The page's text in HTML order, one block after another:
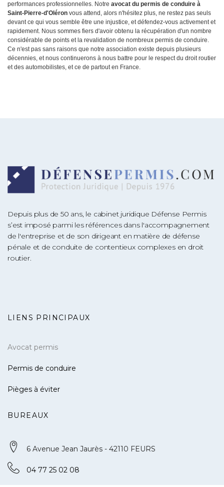
performances professionnelles. Notre avocat du permis de conduire à
Saint-Pierre-d'Oléron vous attend, alors n'hésitez plus, ne restez pas seuls
devant ce qui vous semble être une injustice, et défendez-vous activement et
rapidement. Nous sommes fiers d'avoir obtenu la récupération d'un nombre
considérable de points et la revalidation de nombreux permis de conduire.
Ce n'est pas sans raisons que notre association existe depuis plusieurs
décennies, et nous continuerons à nous battre pour le respect du droit routier
et des automobilistes, et ce de partout en France.
Depuis plus de 50 ans, le cabinet juridique Défense Permis
s’est imposé parmi les références dans l'accompagnement
de l'entreprise et de son dirigeant en matière de défense
pénale et de conduite de contentieux complexes en droit
routier.
LIENS PRINCIPAUX
Avocat permis
Permis de conduire
Pièges à éviter
BUREAUX
6 Avenue Jean Jaurès - 42110 FEURS
04 77 25 02 08